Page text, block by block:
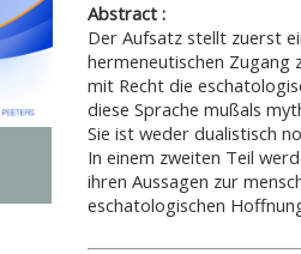
Abstract :
Der Aufsatz stellt zuerst
hermeneutischen Zugang
mit Recht die
diese Sprache mußals
Sie ist weder dualistisch
In einem zweiten Teil
ihren Aussagen zur
eschatologischen